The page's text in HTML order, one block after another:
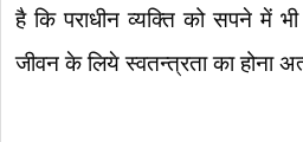
है कि पराधीन व्यक्ति को सपने में
जीवन के लिये स्वतन्त्रता का होना